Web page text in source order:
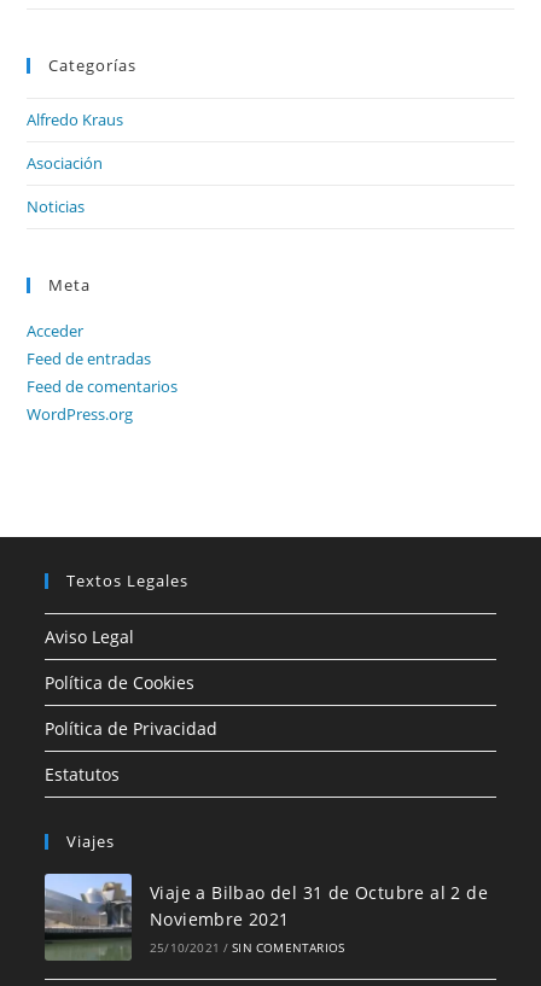
Categorías
Alfredo Kraus
Asociación
Noticias
Meta
Acceder
Feed de entradas
Feed de comentarios
WordPress.org
Textos Legales
Aviso Legal
Política de Cookies
Política de Privacidad
Estatutos
Viajes
Viaje a Bilbao del 31 de Octubre al 2 de
Noviembre 2021
25/10/2021 / SIN COMENTARIOS